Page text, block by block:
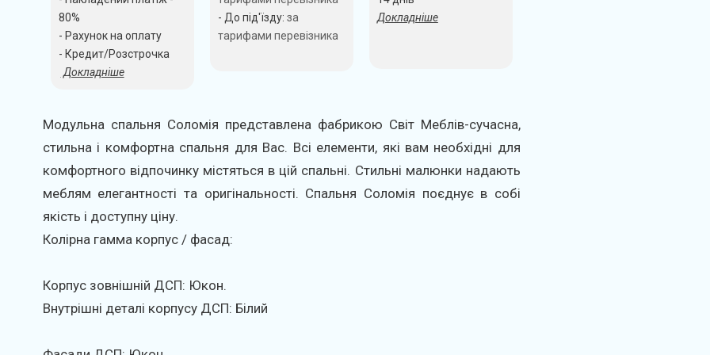
80%
- Рахунок на оплату
- Кредит/Розстрочка
Докладніше
- До під'їзду: за
тарифами перевізника
Докладніше
Модульна спальня Соломія представлена фабрикою Світ Меблів-сучасна,
стильна і комфортна спальня для Вас. Всі елементи, які вам необхідні для
комфортного відпочинку містяться в цій спальні. Стильні малюнки надають
меблям елегантності та оригінальності. Спальня Соломія поєднує в собі
якість і доступну ціну.
Колірна гамма корпус / фасад:
Корпус зовнішній ДСП: Юкон.
Внутрішні деталі корпусу ДСП: Білий